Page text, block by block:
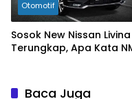
Otomotif
Sosok New Nissan Livina
Terungkap, Apa Kata
Baca Juga